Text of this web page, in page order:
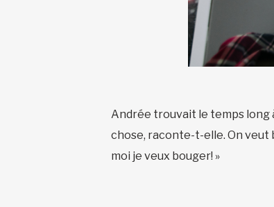
Andrée trouvait le temps long
chose, raconte-t-elle. On veut
moi je veux bouger! »